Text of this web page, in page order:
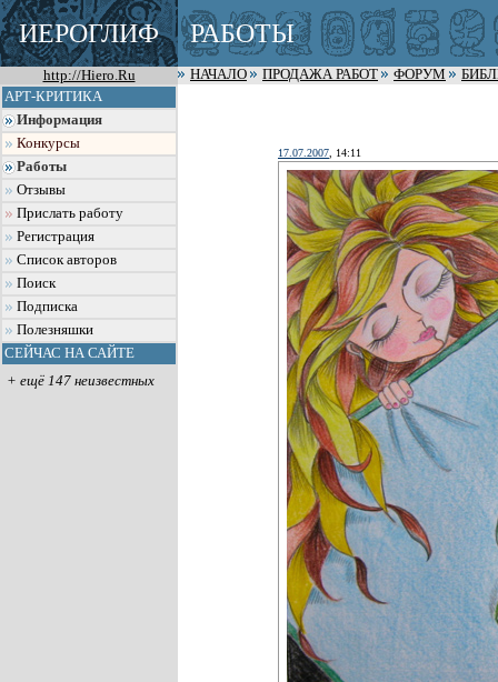
ИЕРОГЛИФ РАБОТЫ
http://Hiero.Ru НАЧАЛО ПРОДАЖА РАБОТ ФОРУМ
АРТ-КРИТИКА
Информация
Конкурсы
Работы
Отзывы
Прислать работу
Регистрация
Список авторов
Поиск
Подписка
Полезняшки
СЕЙЧАС НА САЙТЕ
+ ещё 147 неизвестных
17.07.2007 , 14:11